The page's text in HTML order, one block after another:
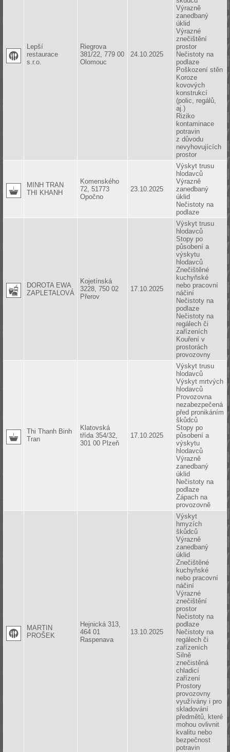
Lepší
restaurace
s.r.o.
Riegrova
381/22, 779 00
Olomouc
24.10.2025
Výrazně
zanedbaný
úklid
Výrazné
znečištění
prostor
Nečistoty na
podlaze
Poškození stěn
Koroze
kovových
konstrukcí
(polic, regálů,
aj.)
Riziko
kontaminace
potravin
z důvodu
nevyhovujících
prostor
MINH TRAN
THI KHANH
Komenského
72, 51773
Opočno
23.10.2025
Výskyt trusu
hlodavců
Výrazně
zanedbaný
úklid
Nečistoty na
podlaze
DOROTA EWA
ZAPLETALOVÁ
Kojetínská
3228, 750 02
Přerov
17.10.2025
Výskyt trusu
hlodavců
Stopy po
působení a
výskytu
hlodavců
Znečištěné
kuchyňské
nebo pracovní
náčiní
Nečistoty na
podlaze
Nečistoty na
regálech či
zařízeních
Kouření v
prostorách
provozovny
Thi Thanh Binh
Tran
Klatovská
třída 354/32,
301 00 Plzeň
17.10.2025
Výskyt trusu
hlodavců
Výskyt mrtvých
hlodavců
Provozovna
nezabezpečená
před pronikáním
škůdců
Stopy po
působení a
výskytu
hlodavců
Výrazně
zanedbaný
úklid
Nečistoty na
podlaze
Zápach na
provozovně
MARTIN
PROŠEK
Hejnická 313,
464 01
Raspenava
13.10.2025
Výskyt
hmyzích
škůdců
Výrazně
zanedbaný
úklid
Znečištěné
kuchyňské
nebo pracovní
náčiní
Výrazné
znečištění
prostor
Nečistoty na
podlaze
Nečistoty na
regálech či
zařízeních
Silně
znečistěná
chladicí
zařízení
Prostory
provozovny
využívány i pro
skladování
předmětů, které
mohou ovlivnit
kvalitu nebo
bezpečnost
potravin